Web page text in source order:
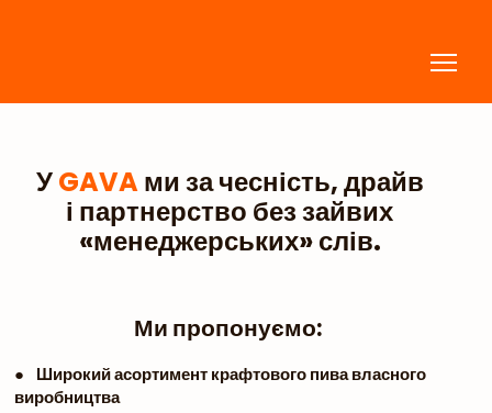
● Широкий асортимент крафтового пива власного
виробництва
Ми пропонуємо:
УGAVAми за чесність, драйв
і партнерство без зайвих
«менеджерських» слів.